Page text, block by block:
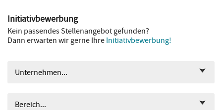
Unternehmen...
Bereich...
Initiativbewerbung
Kein passendes Stellenangebot gefunden?
Dann erwarten wir gerne Ihre Initiativbewerbung!